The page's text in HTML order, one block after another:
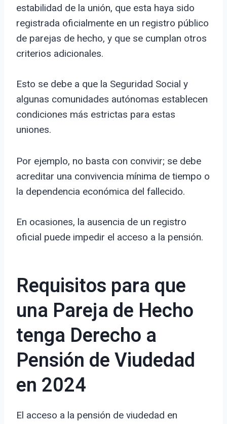
estabilidad de la unión, que esta haya sido
registrada oficialmente en un registro público
de parejas de hecho, y que se cumplan otros
criterios adicionales.
Esto se debe a que la Seguridad Social y
algunas comunidades autónomas establecen
condiciones más estrictas para estas
uniones.
Por ejemplo, no basta con convivir; se debe
acreditar una convivencia mínima de tiempo o
la dependencia económica del fallecido.
En ocasiones, la ausencia de un registro
oficial puede impedir el acceso a la pensión.
Requisitos para que
una Pareja de Hecho
tenga Derecho a
Pensión de Viudedad
en 2024
El acceso a la pensión de viudedad en